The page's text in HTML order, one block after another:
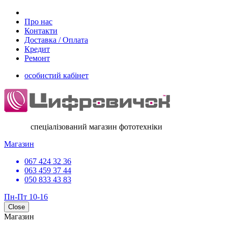
Про нас
Контакти
Доставка / Оплата
Кредит
Ремонт
особистий кабінет
спеціалізований магазин фототехніки
Магазин
067 424 32 36
063 459 37 44
050 833 43 83
Пн-Пт 10-16
Close
Магазин